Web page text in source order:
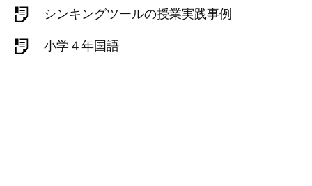
シンキングツールの授業実践事例
小学４年国語